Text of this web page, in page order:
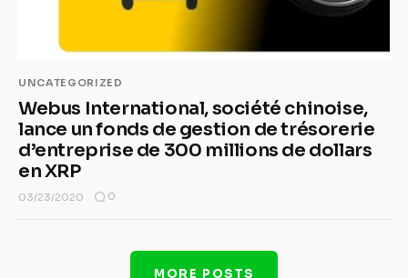
UNCATEGORIZED
Webus International, société chinoise,
lance un fonds de gestion de trésorerie
d’entreprise de 300 millions de dollars
en XRP
03/23/2020 0
MORE POSTS